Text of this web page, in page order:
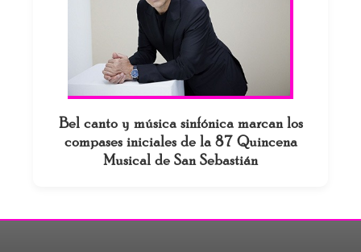
Bel canto y música sinfónica marcan los
compases iniciales de la 87 Quincena
Musical de San Sebastián